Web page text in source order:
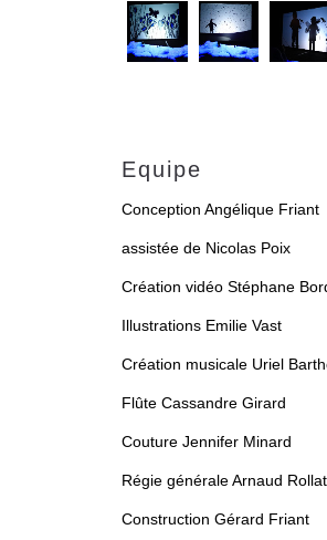
Equipe
Conception Angélique Friant
assistée de Nicolas Poix
Création vidéo Stéphane
Illustrations Emilie Vast
Création musicale Uriel
Flûte Cassandre Girard
Couture Jennifer Minard
Régie générale Arnaud Rollat
Construction Gérard Friant